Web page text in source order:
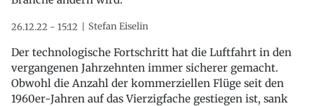
26.12.22 - 15:12 Stefan Eiselin
Der technologische Fortschritt hat die Luftfahrt in den
vergangenen Jahrzehnten immer sicherer gemacht.
Obwohl die Anzahl der kommerziellen Flüge seit den
1960er-Jahren auf das Vierzigfache gestiegen ist, sank